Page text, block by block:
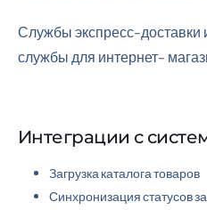
Службы экспресс-
службы для интернет-
Интеграции с
Загрузка каталога товаров
Синхронизация статусов